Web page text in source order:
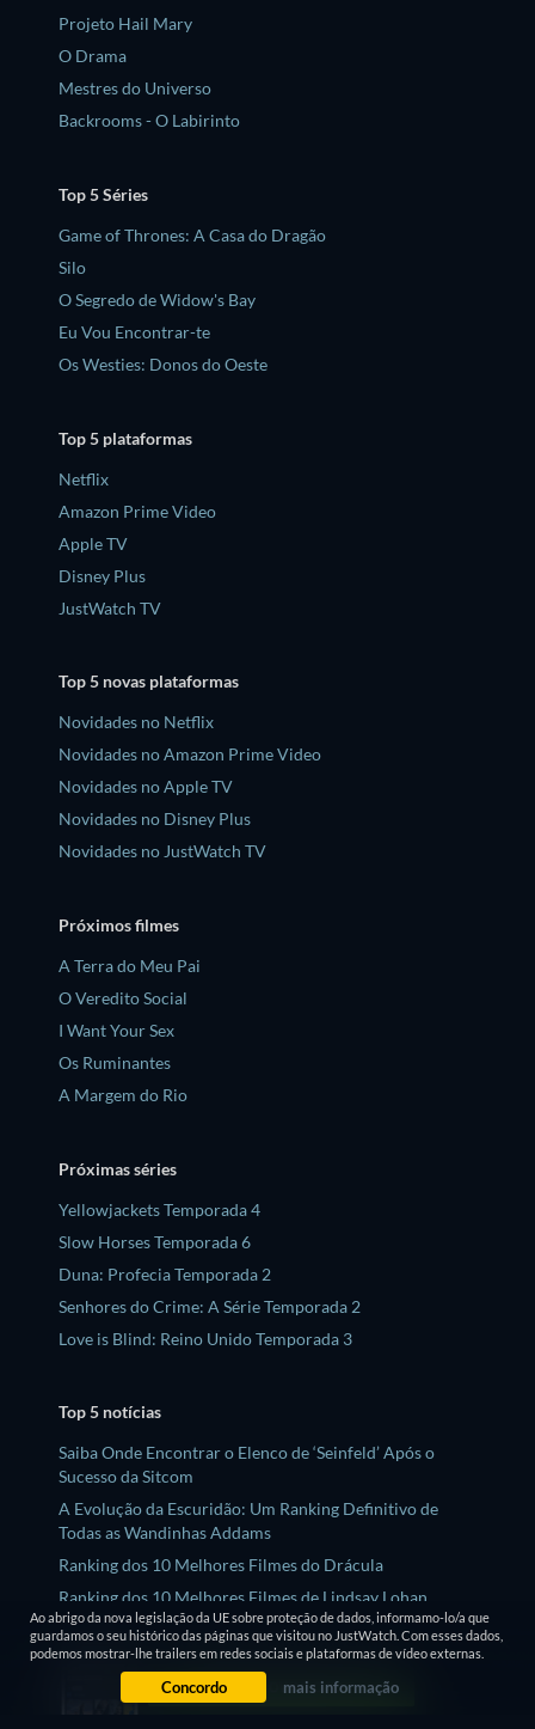
Projeto Hail Mary
O Drama
Mestres do Universo
Backrooms - O Labirinto
Top 5 Séries
Game of Thrones: A Casa do Dragão
Silo
O Segredo de Widow's Bay
Eu Vou Encontrar-te
Os Westies: Donos do Oeste
Top 5 plataformas
Netflix
Amazon Prime Video
Apple TV
Disney Plus
JustWatch TV
Top 5 novas plataformas
Novidades no Netflix
Novidades no Amazon Prime Video
Novidades no Apple TV
Novidades no Disney Plus
Novidades no JustWatch TV
Próximos filmes
A Terra do Meu Pai
O Veredito Social
I Want Your Sex
Os Ruminantes
A Margem do Rio
Próximas séries
Yellowjackets Temporada 4
Slow Horses Temporada 6
Duna: Profecia Temporada 2
Senhores do Crime: A Série Temporada 2
Love is Blind: Reino Unido Temporada 3
Top 5 notícias
Saiba Onde Encontrar o Elenco de ‘Seinfeld’ Após o
Sucesso da Sitcom
A Evolução da Escuridão: Um Ranking Definitivo de
Todas as Wandinhas Addams
Ranking dos 10 Melhores Filmes do Drácula
Ranking dos 10 Melhores Filmes de Lindsay Lohan
Os 10 Melhores Filmes e Séries de Jeremy Allen White
Ao abrigo da nova legislação da UE sobre proteção de dados, informamo-lo/a que
guardamos o seu histórico das páginas que visitou no JustWatch. Com esses dados,
podemos mostrar-lhe trailers em redes sociais e plataformas de vídeo externas.
Concordo mais informação